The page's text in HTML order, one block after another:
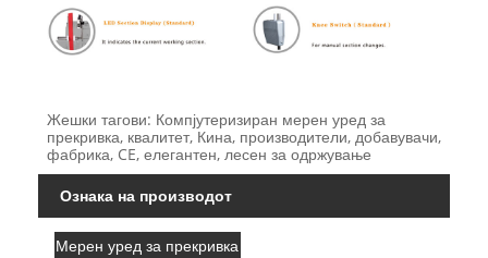
Жешки тагови: Компјутеризиран мерен уред за
прекривка, квалитет, Кина, производители, добавувачи,
фабрика, CE, елегантен, лесен за одржување
Ознака на производот
Мерен уред за прекривка